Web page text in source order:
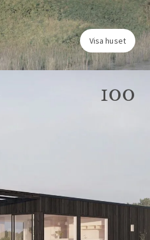
Visa huset
100